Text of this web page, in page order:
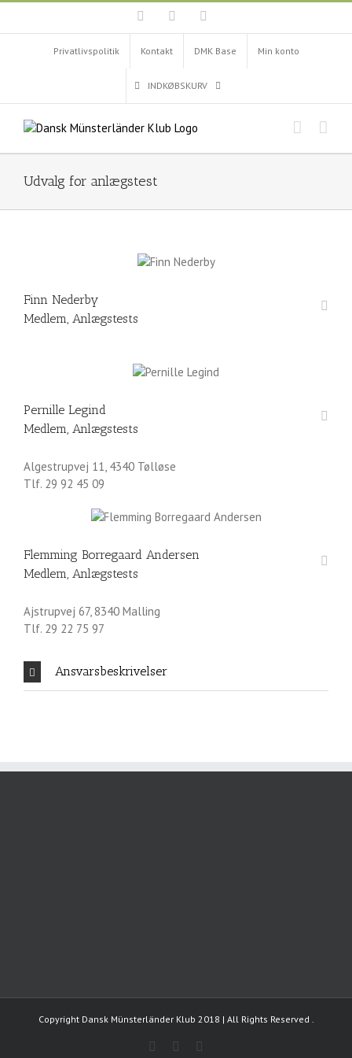
Skip
FacebookInstagram
Privatlivspolitik Kontakt DMK Base Min konto
INDKØBSKURV
Udvalg for anlægstest
Finn Nederby
Medlem, Anlægstests
Pernille Legind
Medlem, Anlægstests
Algestrupvej 11, 4340 Tølløse
Tlf. 29 92 45 09
Flemming Borregaard Andersen
Medlem, Anlægstests
Ajstrupvej 67, 8340 Malling
Tlf. 29 22 75 97
Ansvarsbeskrivelser
Copyright Dansk Münsterländer Klub 2018 | All Rights Reserved
FacebookInstagram